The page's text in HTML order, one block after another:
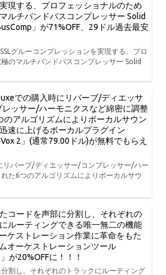
現する、プロフェッショナルのため
ルチバンドバスコンプレッサー Solid
」が71%OFF、29ドル過去最安
グルーコンプレッションを実現する、プロ
のマルチバンドバスコンプレッサー Solid
での購入時にリバーブ/ディエッサ
レッサー/ハーモニクスなど綿密に調整
のアルゴリズムによりボーカルサウン
速に上げるボーカルプラグイン
2」(通常79.00ドル)が無料でもらえ
バーブ/ディエッサー/コンプレッサー/ハー
た6つのアルゴリズムによりボーカルサウ
コードを声部に分割し、それぞれの
ルーティングできる唯一無二の機能
ケストレーション作業に革命をもた
オーケストレーションツール
が20%OFFに！！！
割し、それぞれのトラックにルーティング